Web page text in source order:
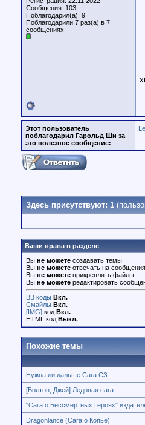
Сообщения: 103
Поблагодарил(а): 9
Поблагодарили 7 раз(а) в 7
сообщениях
Этот пользователь
поблагодарил Гарольд Ши за
это полезное сообщение:
Здесь присутствуют: 1
Ваши права в разделе
Вы не можете создавать темы
Вы не можете отвечать на сообщения
Вы не можете прикреплять файлы
Вы не можете редактировать
BB коды Вкл.
Смайлы Вкл.
[IMG] код Вкл.
HTML код Выкл.
Похожие темы
Нужна ли дальше Сага СЗ
[Болтон, Джей] Ледовая сага
"Сага о Бессмертных Героях"
Dragonlance (Сага о Копье)